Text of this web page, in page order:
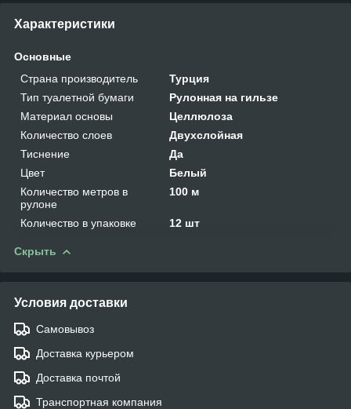
Характеристики
Основные
Страна производитель
Турция
Тип туалетной бумаги
Рулонная на гильзе
Материал основы
Целлюлоза
Количество слоев
Двухслойная
Тиснение
Да
Цвет
Белый
Количество метров в
рулоне
100 м
Количество в упаковке 12 шт
Скрыть
Условия доставки
Самовывоз
Доставка курьером
Доставка почтой
Транспортная компания